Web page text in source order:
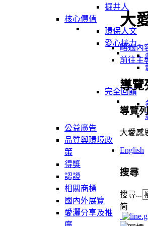
掘井人
核心價值
環保人文
愛心接力
完全回饋
公益廣告
品質與環境政
策
得獎
認證
相關商標
國內外展覽
愛灑分享及推
大
略過內
前往主
導覽
導覽列
大愛感
English
搜尋
搜尋...
简